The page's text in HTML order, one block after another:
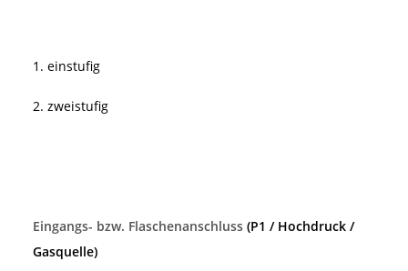
1. einstufig
2. zweistufig
Eingangs- bzw. Flaschenanschluss (P1 / Hochdruck /
Gasquelle)